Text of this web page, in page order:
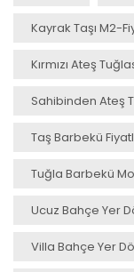
Kayrak Taşı M2-
Kırmızı Ateş
Sahibinden Ateş
Taş Barbekü
Tuğla Barbekü
Ucuz Bahçe Yer
Villa Bahçe Yer